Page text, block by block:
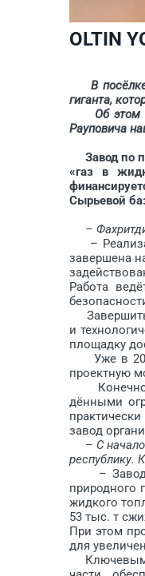
OLTIN
В посёлке
гиганта,
Об этом
Рауповича
Завод по
«газ в
Сырьевой
–
–
завершена
Работа
Завершить
и
площадку
Уже в
проектную
Конечно,
дёнными
завод
– С
республику.
– Завод
природного
жидкого
53 тыс. т
При этом
для
Ключевым